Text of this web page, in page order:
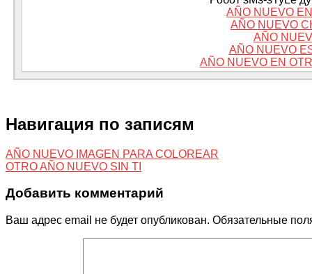
AÑO NUEVO
AÑO NUEVO
AÑO
AÑO NUEVO
AÑO NUEVO EN
Навигация по записям
AÑO NUEVO IMAGEN PARA COLOREAR
OTRO AÑO NUEVO SIN TI
Добавить комментарий
Ваш адрес email не будет опубликован. Обязательные